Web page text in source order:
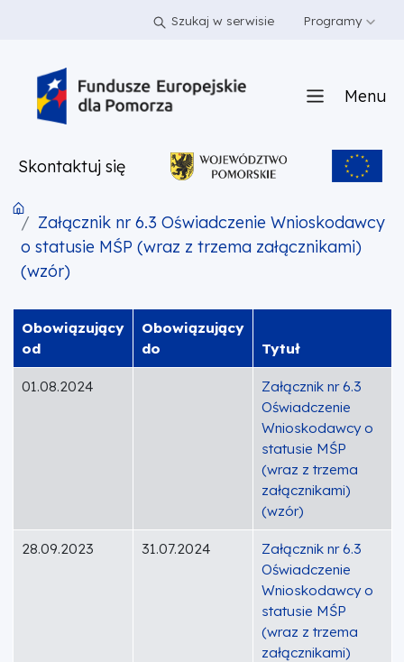
PRZEJDŹ DO TREŚCI Szukaj w serwisie Programy
Menu
Skontaktuj się
Załącznik nr 6.3 Oświadczenie Wnioskodawcy
o statusie MŚP (wraz z trzema załącznikami)
(wzór)
Obowiązujący
od
Obowiązujący
do
Tytuł
01.08.2024
Załącznik nr 6.3
Oświadczenie
Wnioskodawcy o
statusie MŚP
(wraz z trzema
załącznikami)
(wzór)
28.09.2023 31.07.2024
Załącznik nr 6.3
Oświadczenie
Wnioskodawcy o
statusie MŚP
(wraz z trzema
załącznikami)